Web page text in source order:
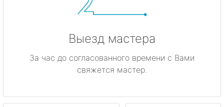
Выезд мастера
За час до согласованного времени с Вами
свяжется мастер.